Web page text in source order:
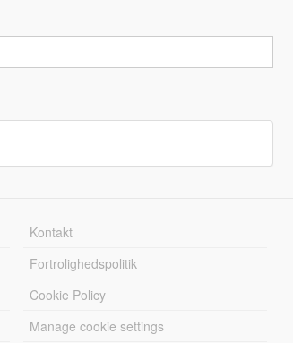
Kontakt
Fortrolighedspolitik
Cookie Policy
Manage cookie settings